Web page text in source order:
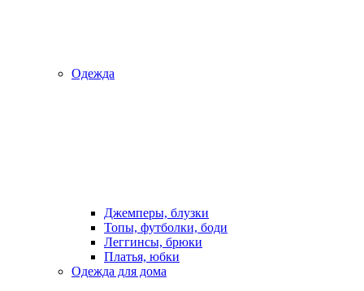
Одежда
Джемперы, блузки
Топы, футболки, боди
Леггинсы, брюки
Платья, юбки
Одежда для дома